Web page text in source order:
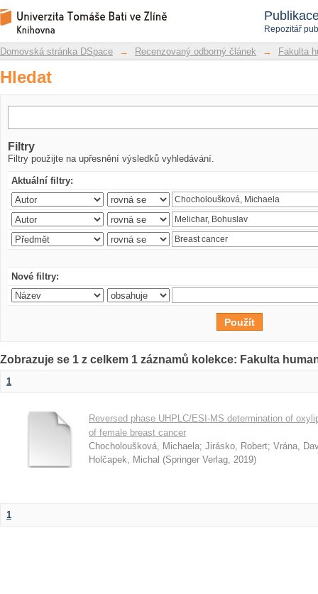
Repozitář
Hledat
Repozitář DSpace/Manakin
Domovská stránka DSpace → Recenzovaný odborný článek → Fakulta
Hledat
Filtry
Filtry použijte na upřesnění výsledků vyhledávání.
Aktuální filtry:
Nové filtry:
Zobrazuje se 1 z celkem 1 záznamů kolekce: Fakulta
1
Reversed phase UHPLC/ESI-MS determination of
of female breast cancer
Chocholoušková, Michaela; Jirásko, Robert; Vrána,
Holčapek, Michal (Springer Verlag, 2019)
1